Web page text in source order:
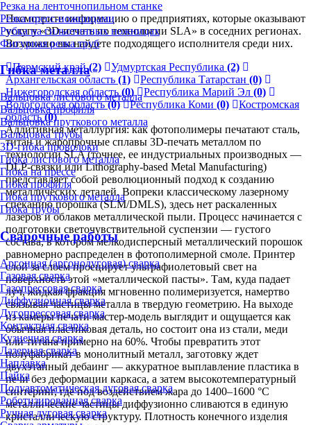
Резка на ленточнопильном станке
Резка пресс-ножницами
Рубка на гильотинных ножницах
Фигурная резка труб
Гибка металла
Вальцовка листового металла
Вальцовка профиля
Вальцовка пруткового металла
Вальцовка трубы
3D-гибка проволоки
Гибка листового металла
Гибка на прессе
Гибка профиля
Гибка пруткового металла
Гибка трубы
Сварочные работы
Аргонная (аргонодуговая) сварка
Газовая сварка
Газопрессовая сварка
Диффузионная сварка
Дугопрессовая сварка
Контактная сварка
Кузнечная сварка
Лазерная сварка
Наплавка
Пайка
Полуавтоматическая дуговая сварка
Роботизированная сварка
Ручная дуговая сварка
Посмотрите информацию о предприятиях, которые оказывают
услугу «3D-печать по технологии SLA» в соседних регионах.
Возможно вы найдете подходящего исполнителя среди них.
Пермский край(2) Удмуртская Республика (2)
Архангельская область (1) Республика Татарстан (0)
Нижегородская область (0) Республика Марий Эл (0)
Вологодская область(0) Республика Коми (0)
Костромская
область(0)
Аддитивная металлургия: как фотополимеры печатают сталь,
титан и жаропрочные сплавы 3D-печать металлом по
технологии SLA (точнее, ее индустриальных производных —
DLP-связки или Lithography-based Metal Manufacturing)
представляет собой революционный подход к созданию
металлических деталей. Вопреки классическому лазерному
спеканию порошка (SLM/DMLS), здесь нет раскаленных
лазеров и облаков металлической пыли. Процесс начинается с
подготовки светочувствительной суспензии — густого
состава, в котором мелкодисперсный металлический порошок
равномерно распределен в фотополимерной смоле. Принтер
слой за слоем проецирует ультрафиолетовый свет на
поверхность этой «металлической пасты». Там, куда падает
луч, жидкая фракция мгновенно полимеризуется, намертво
связывая частицы металла в твердую геометрию. На выходе
из камеры печати мастер-модель выглядит и ощущается как
обычная пластиковая деталь, но состоит она из стали, меди
или титана примерно на 60%. Чтобы превратить этот
полуфабрикат в монолитный металл, заготовку ждет
двухэтапный дебаинг — аккуратное выплавление пластика в
печи без деформации каркаса, а затем высокотемпературный
синтеринг, где под воздействием жара до 1400–1600 °C
металлические частицы диффузионно сливаются в единую
кристаллическую структуру. Плотность конечного изделия